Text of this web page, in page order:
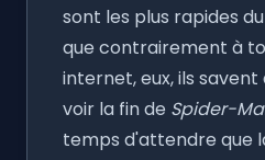
sont les plus rapides
que contrairement à
internet, eux, ils
voir la fin de Spider-
temps d'attendre que